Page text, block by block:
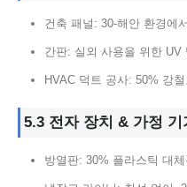
건축 패널: 30-해안 환경에
간판: 실외 사용을 위한 UV
HVAC 덕트 공사: 50% 강
5.3 전자 장치 & 가정 기
방열판: 30% 플라스틱 대